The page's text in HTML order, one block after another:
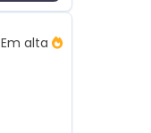
Em alta